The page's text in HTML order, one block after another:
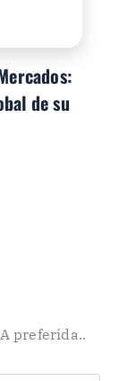
de su
preferida..